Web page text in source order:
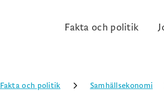
Fakta och politik
Fakta och politik Samhällsekonomi